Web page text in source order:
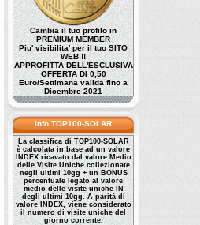
Cambia il tuo profilo in
PREMIUM MEMBER
Piu' visibilita' per il tuo SITO
WEB !!
APPROFITTA DELL'ESCLUSIVA
OFFERTA DI 0,50
Euro/Settimana valida fino a
Dicembre 2021
Info TOP100-SOLAR
La classifica di TOP100-SOLAR
è calcolata in base ad un valore
INDEX ricavato dal valore Medio
delle Visite Uniche collezionate
negli ultimi 10gg + un BONUS
percentuale legato al valore
medio delle visite uniche IN
degli ultimi 10gg. A parità di
valore INDEX, viene considerato
il numero di visite uniche del
giorno corrente.